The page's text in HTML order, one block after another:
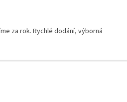
za rok. Rychlé dodání, výborná